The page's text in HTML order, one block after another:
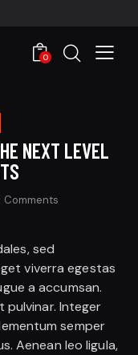
0
NEXT LEVEL
Comments
sed
viverra egestas
a accumsan.
pulvinar. Integer
semper
Aenean leo ligula,